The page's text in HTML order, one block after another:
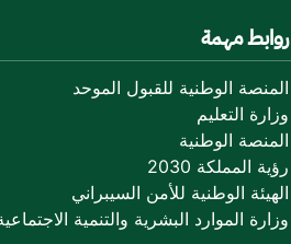
روابط مهمة
المنصة الوطنية للقبول الموحد
وزارة التعليم
المنصة الوطنية
رؤية المملكة 2030
الهيئة الوطنية للأمن السيبراني
وزارة الموارد البشرية والتنمية الاجتماعية